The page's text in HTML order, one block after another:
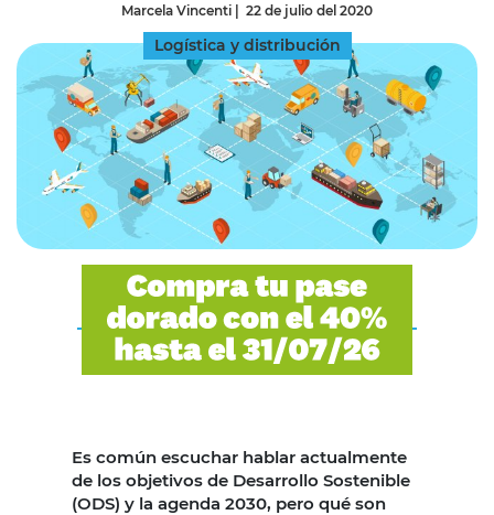
Marcela Vincenti | 22 de julio del 2020
Logística y distribución
Es común escuchar hablar actualmente
de los objetivos de Desarrollo Sostenible
(ODS) y la agenda 2030, pero qué son